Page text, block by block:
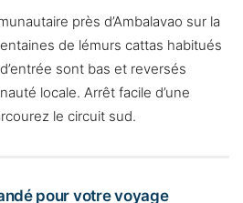
près d’Ambalavao sur la
de lémurs cattas habitués
sont bas et reversés
locale. Arrêt facile d’une
le circuit sud.
pour votre voyage